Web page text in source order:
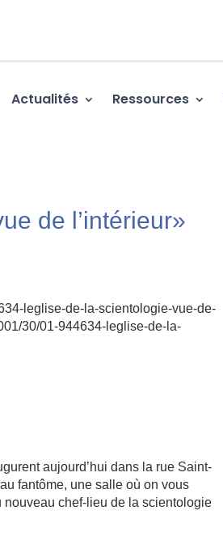
Actualités Ressources
de l’intérieur»
leglise-de-la-scientologie-vue-de-
30/01-944634-leglise-de-la-
aujourd’hui dans la rue Saint-
fantôme, une salle où on vous
nouveau chef-lieu de la scientologie